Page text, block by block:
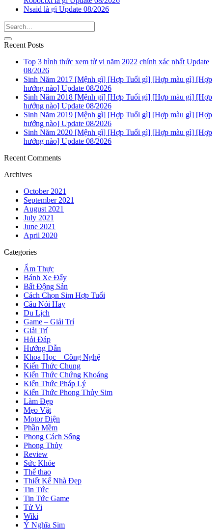
Nsaid là gì Update 08/2026
Recent Posts
Top 3 hình thức xem tử vi năm 2022 chính xác nhất Update
08/2026
Sinh Năm 2017 [Mệnh gì] [Hợp Tuổi gì] [Hợp màu gì] [Hợp
hướng nào] Update 08/2026
Sinh Năm 2018 [Mệnh gì] [Hợp Tuổi gì] [Hợp màu gì] [Hợp
hướng nào] Update 08/2026
Sinh Năm 2019 [Mệnh gì] [Hợp Tuổi gì] [Hợp màu gì] [Hợp
hướng nào] Update 08/2026
Sinh Năm 2020 [Mệnh gì] [Hợp Tuổi gì] [Hợp màu gì] [Hợp
hướng nào] Update 08/2026
Recent Comments
Archives
October 2021
September 2021
August 2021
July 2021
June 2021
April 2020
Categories
Ẩm Thực
Bánh Xe Đẩy
Bất Động Sản
Cách Chọn Sim Hợp Tuổi
Câu Nói Hay
Du Lịch
Game – Giải Trí
Giải Trí
Hỏi Đáp
Hướng Dẫn
Khoa Học – Công Nghệ
Kiến Thức Chung
Kiến Thức Chứng Khoáng
Kiến Thức Pháp Lý
Kiến Thức Phong Thủy Sim
Làm Đẹp
Mẹo Vặt
Motor Điện
Phần Mềm
Phong Cách Sống
Phong Thủy
Review
Sức Khỏe
Thể thao
Thiết Kế Nhà Đẹp
Tin Tức
Tin Tức Game
Tử Vi
Wiki
Ý Nghĩa Sim